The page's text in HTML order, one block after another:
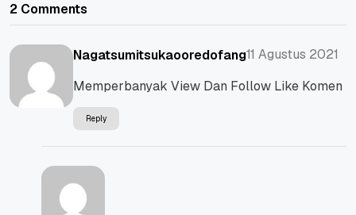
2 Comments
Nagatsumitsukaooredofang11 Agustus 2021
Memperbanyak View Dan Follow Like Komen
Reply